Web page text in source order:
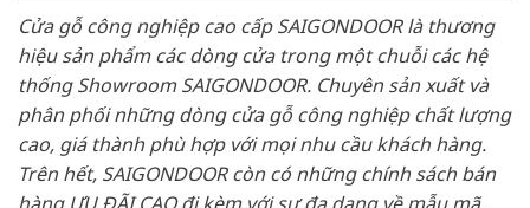
Cửa gỗ công nghiệp cao cấp SAIGONDOOR là thương
hiệu sản phẩm các dòng cửa trong một chuỗi các hệ
thống Showroom SAIGONDOOR. Chuyên sản xuất và
phân phối những dòng cửa gỗ công nghiệp chất lượng
cao, giá thành phù hợp với mọi nhu cầu khách hàng.
Trên hết, SAIGONDOOR còn có những chính sách bán